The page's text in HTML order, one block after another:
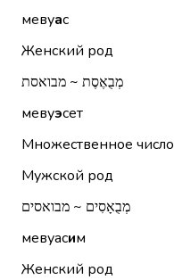
мевуас
Женский род
מְבֻאֶסֶת ~ מבואסת
мевуэсет
Множественное число
Мужской род
מְבֻאָסִים ~ מבואסים
мевуасим
Женский род